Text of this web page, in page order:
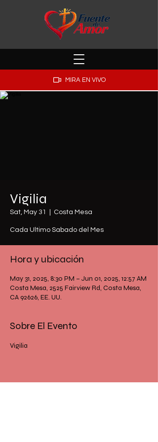
MIRA EN VIVO
Vigilia
Sat, May 31 Costa Mesa
Cada Ultimo Sabado del Mes
Hora y ubicación
May 31, 2025, 8:30 PM – Jun 01, 2025, 12:57 AM
Costa Mesa, 2525 Fairview Rd, Costa Mesa,
CA 92626, EE. UU.
Sobre El Evento
Vigilia